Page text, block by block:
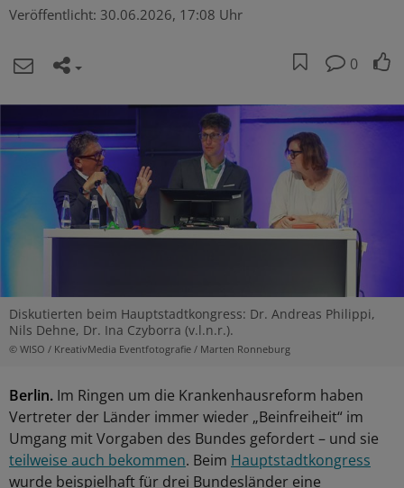
Veröffentlicht: 30.06.2026, 17:08 Uhr
0
Diskutierten beim Hauptstadtkongress: Dr. Andreas Philippi,
Nils Dehne, Dr. Ina Czyborra (v.l.n.r.).
© WISO / KreativMedia Eventfotografie / Marten Ronneburg
Berlin. Im Ringen um die Krankenhausreform haben
Vertreter der Länder immer wieder „Beinfreiheit“ im
Umgang mit Vorgaben des Bundes gefordert – und sie
teilweise auch bekommen. Beim Hauptstadtkongress
wurde beispielhaft für drei Bundesländer eine